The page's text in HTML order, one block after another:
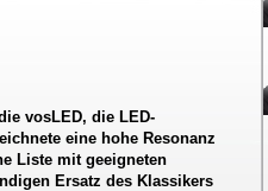
vosLED, die LED-
eine hohe Resonanz
Liste mit geeigneten
Ersatz des Klassikers